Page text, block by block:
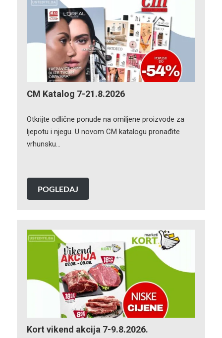
CM Katalog 7-21.8.2026
Otkrijte odlične ponude na omiljene proizvode za
ljepotu i njegu. U novom CM katalogu pronađite
vrhunsku…
POGLEDAJ
Kort vikend akcija 7-9.8.2026.